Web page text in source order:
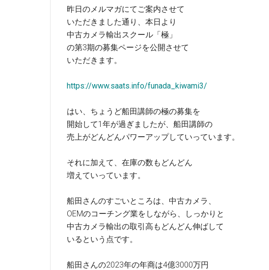
昨日のメルマガにてご案内させて
いただきました通り、本日より
中古カメラ輸出スクール「極」
の第3期の募集ページを公開させて
いただきます。
https://www.saats.info/funada_kiwami3/
はい、ちょうど船田講師の極の募集を
開始して1年が過ぎましたが、船田講師の
売上がどんどんパワーアップしていっています。
それに加えて、在庫の数もどんどん
増えていっています。
船田さんのすごいところは、中古カメラ、
OEMのコーチング業をしながら、しっかりと
中古カメラ輸出の取引高もどんどん伸ばして
いるという点です。
船田さんの2023年の年商は4億3000万円